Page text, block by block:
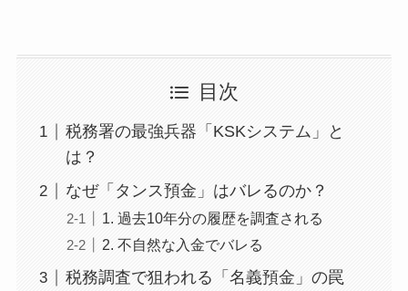
目次
税務署の最強兵器「KSKシステム」と
は？
なぜ「タンス預金」はバレるのか？
1. 過去10年分の履歴を調査される
2. 不自然な入金でバレる
税務調査で狙われる「名義預金」の罠